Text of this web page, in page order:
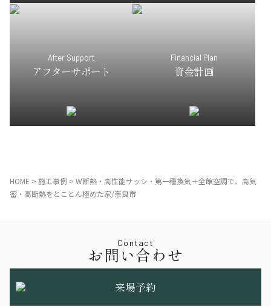
After Support
アフターサポート
Financial Plan
資金計画
HOME > 施工事例 > W断熱・高性能サッシ・第一種換気＋全館空調で、高気
密・高断熱をとことん極めた家/奈良市
Contact
お問い合わせ
来場予約